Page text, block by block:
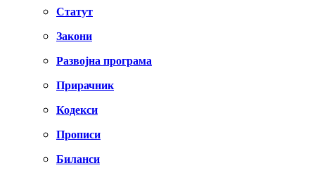
Статут
Закони
Развојна програма
Прирачник
Кодекси
Прописи
Биланси